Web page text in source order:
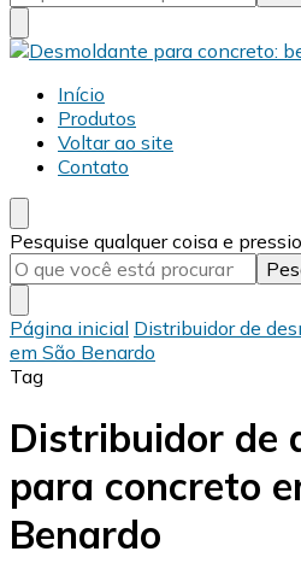
Desmold
Blog Desmold
Início
Produtos
Voltar ao site
Contato
Procurando
algo?
Pesquise qualquer coisa e
Página inicial Distribuidor de
em São Benardo
Tag
Distribuidor de
para concreto
Benardo